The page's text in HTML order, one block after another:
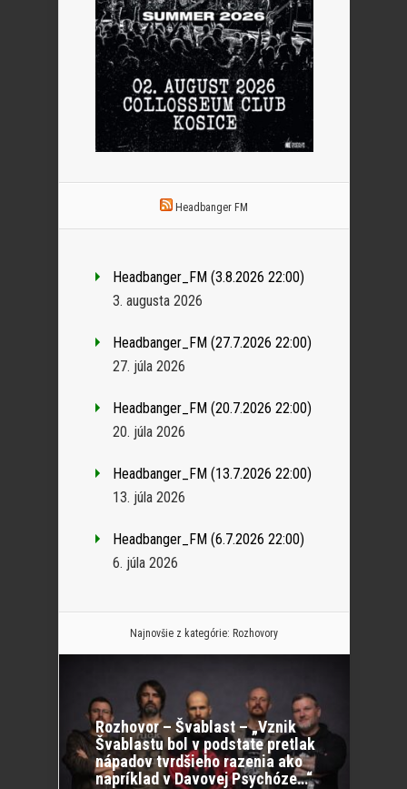
Headbanger FM
Headbanger_FM (3.8.2026 22:00)
3. augusta 2026
Headbanger_FM (27.7.2026 22:00)
27. júla 2026
Headbanger_FM (20.7.2026 22:00)
20. júla 2026
Headbanger_FM (13.7.2026 22:00)
13. júla 2026
Headbanger_FM (6.7.2026 22:00)
6. júla 2026
Najnovšie z kategórie: Rozhovory
Rozhovor – Švablast – „Vznik
Švablastu bol v podstate pretlak
nápadov tvrdšieho razenia ako
napríklad v Davovej Psychóze…“